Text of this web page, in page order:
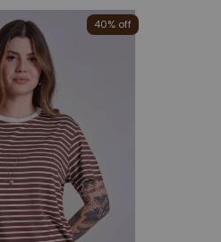
40% off